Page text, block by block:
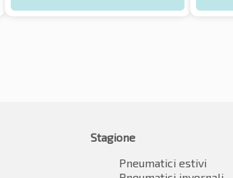
Stagione
Pneumatici estivi